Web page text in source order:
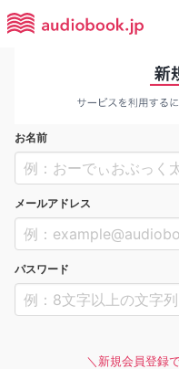
お名前
メールアドレス
パスワード
＼新規会員登録